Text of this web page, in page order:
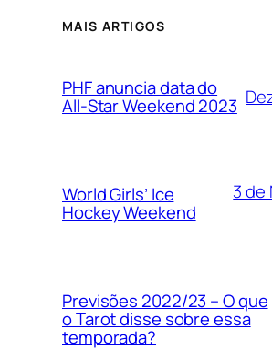
MAIS ARTIGOS
PHF anuncia data do
All-Star Weekend 2023
World Girls’ Ice
Hockey Weekend
3 de
Previsões 2022/23 – O que
o Tarot disse sobre essa
temporada?